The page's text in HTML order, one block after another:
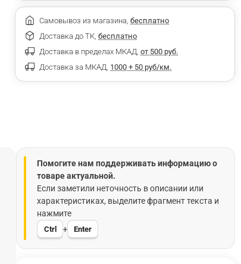
Самовывоз из магазина, бесплатно
Доставка до ТК, бесплатно
Доставка в пределах МКАД, от 500 руб.
Доставка за МКАД, 1000 + 50 руб/км.
Помогите нам поддерживать информацию о
товаре актуальной.
Если заметили неточность в описании или
характеристиках, выделите фрагмент текста и
нажмите
Ctrl + Enter